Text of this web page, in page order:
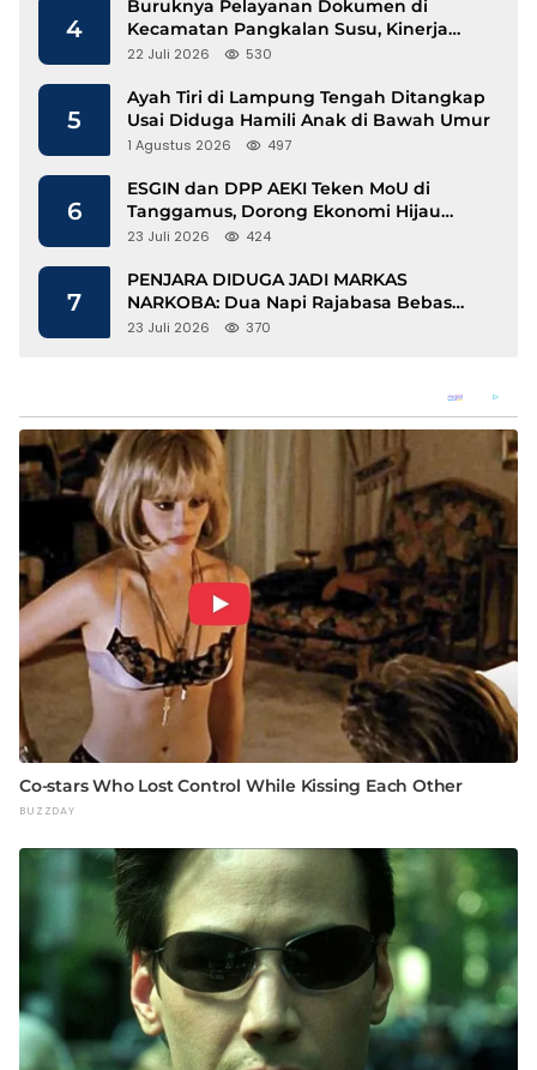
4
Buruknya Pelayanan Dokumen di
Kecamatan Pangkalan Susu, Kinerja
Disdukcapil Langkat Disorot
22 Juli 2026 530
5
Ayah Tiri di Lampung Tengah Ditangkap
Usai Diduga Hamili Anak di Bawah Umur
1 Agustus 2026 497
6
ESGIN dan DPP AEKI Teken MoU di
Tanggamus, Dorong Ekonomi Hijau
Berbasis Kopi dan Perdagangan Karbon
23 Juli 2026 424
7
PENJARA DIDUGA JADI MARKAS
NARKOBA: Dua Napi Rajabasa Bebas
Gunakan HP, Muncul Dugaan
23 Juli 2026 370